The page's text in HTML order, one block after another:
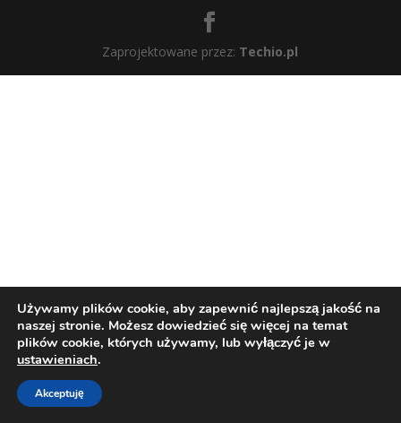
Zaprojektowane przez: Techio.pl
Używamy plików cookie, aby zapewnić najlepszą jakość na
naszej stronie. Możesz dowiedzieć się więcej na temat
plików cookie, których używamy, lub wyłączyć je w
ustawieniach.
Akceptuję